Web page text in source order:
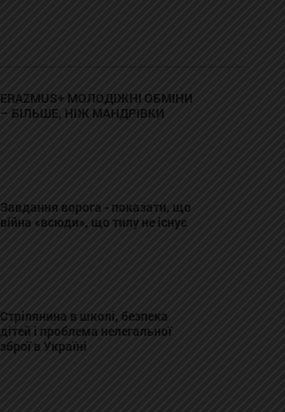
ERAZMUS+ МОЛОДІЖНІ ОБМІНИ
– БІЛЬШЕ, НІЖ МАНДРІВКИ
Завдання ворога - показати, що
війна «всюди», що тилу не існує
Стрілянина в школі, безпека
дітей і проблема нелегальної
зброї в Україні